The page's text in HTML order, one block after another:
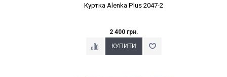
Куртка Alenka Plus 2047-2
2 400 грн.